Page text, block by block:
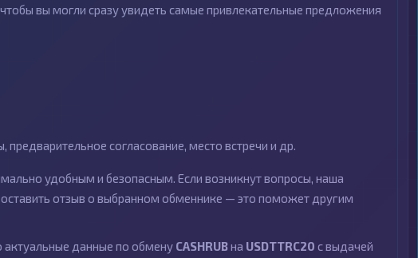
вы могли сразу увидеть самые привлекательные предложения
согласование, место встречи и др.
удобным и безопасным. Если возникнут вопросы, наша
отзыв о выбранном обменнике — это поможет другим
актуальные данные по обмену CASHRUBна USDTTRC20 с выдачей